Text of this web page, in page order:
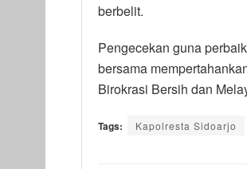
berbelit.
Pengecekan guna
bersama
Birokrasi Bersih dan
Tags: Kapolresta Sidoarjo